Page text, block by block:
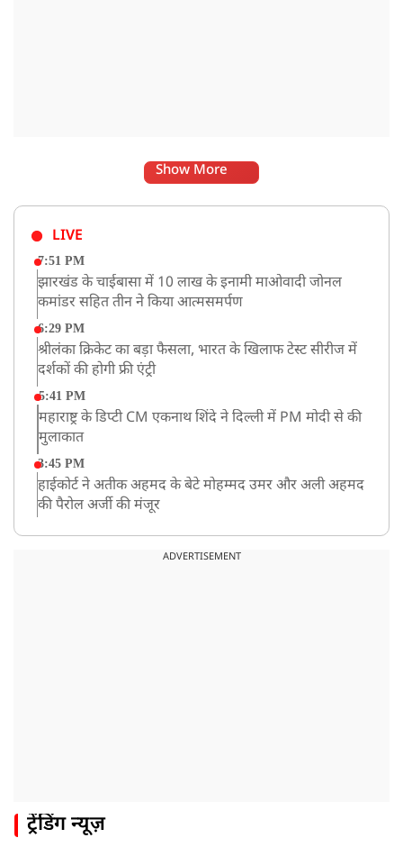
Show More
LIVE
7:51 PM
झारखंड के चाईबासा में 10 लाख के इनामी माओवादी जोनल
कमांडर सहित तीन ने किया आत्मसमर्पण
6:29 PM
श्रीलंका क्रिकेट का बड़ा फैसला, भारत के खिलाफ टेस्ट सीरीज में
दर्शकों की होगी फ्री एंट्री
5:41 PM
महाराष्ट्र के डिप्टी CM एकनाथ शिंदे ने दिल्ली में PM मोदी से की
मुलाकात
3:45 PM
हाईकोर्ट ने अतीक अहमद के बेटे मोहम्मद उमर और अली अहमद
की पैरोल अर्जी की मंजूर
CM योगी का सपा पर हमला, कहा- वोट बैंक की राजनीति ने
UP: लखनऊ में चलती कार में लगी आग, युवक की जिंदा जलकर
ADVERTISEMENT
ट्रेंडिंग न्यूज़